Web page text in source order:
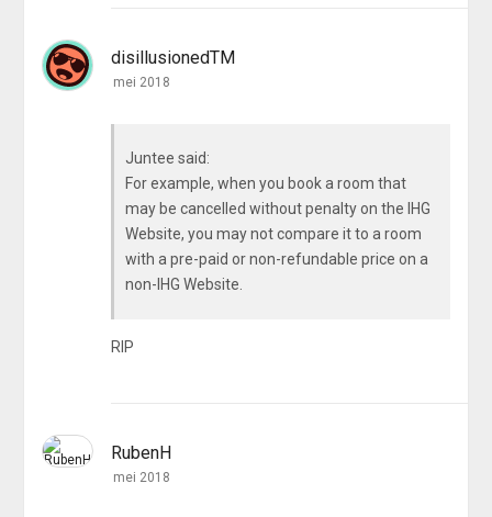
disillusionedTM
mei 2018
Juntee said:
For example, when you book a room that
may be cancelled without penalty on the IHG
Website, you may not compare it to a room
with a pre-paid or non-refundable price on a
non-IHG Website.
RIP
RubenH
mei 2018